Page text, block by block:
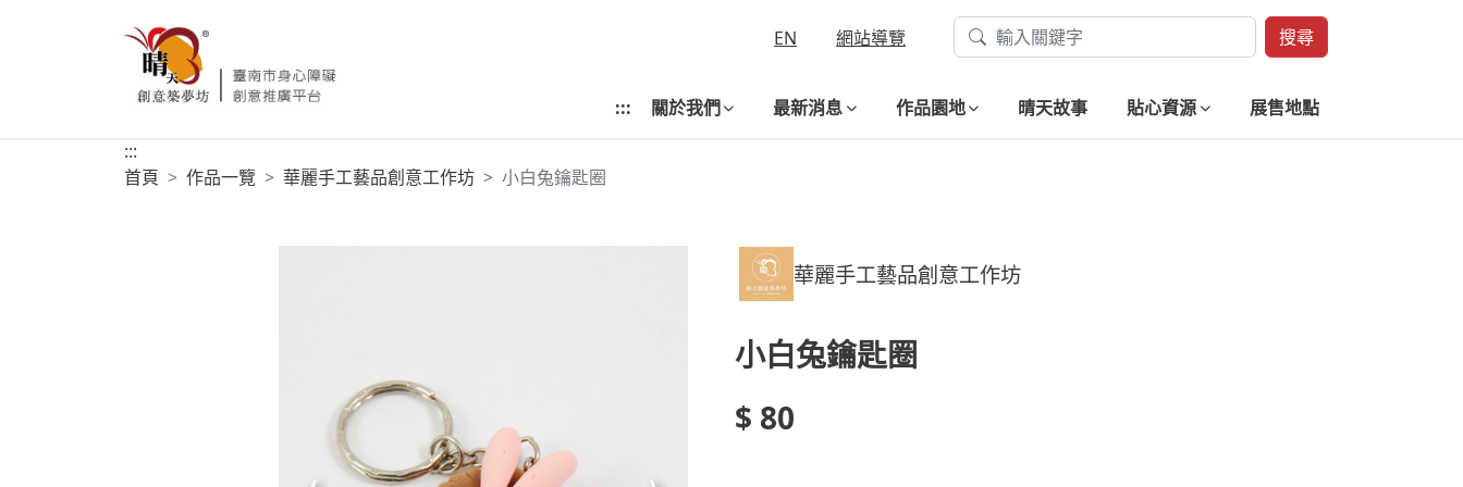
EN 網站導覽 搜尋
::: 關於我們 最新消息 作品園地 晴天故事 貼心資源
展售地點
:::
首頁
作品一覽 華麗手工藝品創意工作坊 小白兔鑰匙圈
華麗手工藝品創意工作坊
小白兔鑰匙圈
$ 80